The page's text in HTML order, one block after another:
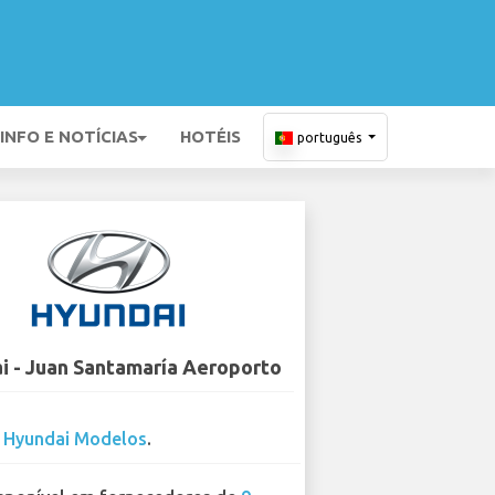
INFO E NOTÍCIAS HOTÉIS português
- Juan Santamaría Aeroporto
Hyundai Modelos.